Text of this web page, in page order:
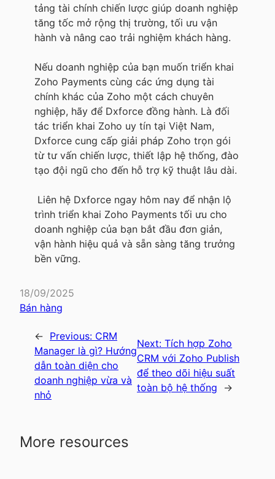
tảng tài chính chiến lược giúp doanh nghiệp
tăng tốc mở rộng thị trường, tối ưu vận
hành và nâng cao trải nghiệm khách hàng.
Nếu doanh nghiệp của bạn muốn triển khai
Zoho Payments cùng các ứng dụng tài
chính khác của Zoho một cách chuyên
nghiệp, hãy để Dxforce đồng hành. Là đối
tác triển khai Zoho uy tín tại Việt Nam,
Dxforce cung cấp giải pháp Zoho trọn gói
từ tư vấn chiến lược, thiết lập hệ thống, đào
tạo đội ngũ cho đến hỗ trợ kỹ thuật lâu dài.
Liên hệ Dxforce ngay hôm nay để nhận lộ
trình triển khai Zoho Payments tối ưu cho
doanh nghiệp của bạn bắt đầu đơn giản,
vận hành hiệu quả và sẵn sàng tăng trưởng
bền vững.
18/09/2025
Bán hàng
← Previous: CRM
Manager là gì? Hướng
dẫn toàn diện cho
doanh nghiệp vừa và
nhỏ
Next:Tích hợp Zoho
CRM với Zoho Publish
để theo dõi hiệu suất
toàn bộ hệ thống
→
More resources